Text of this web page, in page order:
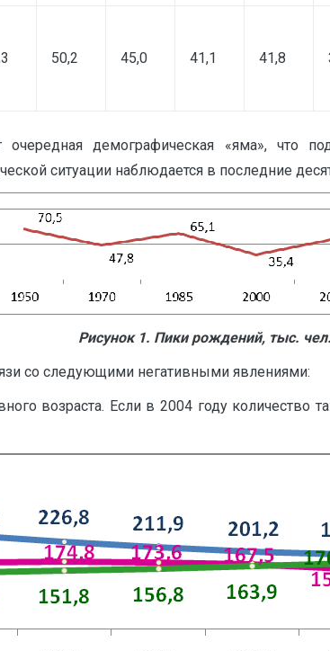
50,2 45,0 41,1 41,8
демографическая «яма», что
ситуации наблюдается в последние
Рисунок 1. Пики рождений, тыс. чел.
со следующими негативными явлениями:
возраста. Если в 2004 году количество